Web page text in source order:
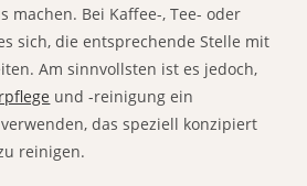
machen. Bei Kaffee-, Tee- oder
sich, die entsprechende Stelle mit
Am sinnvollsten ist es jedoch,
und -reinigung ein
das speziell konzipiert
reinigen.